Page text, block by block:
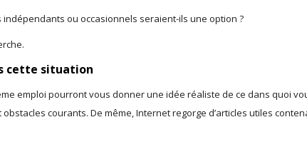
ou occasionnels seraient-ils une option ?
cette situation
emploi pourront vous donner une idée réaliste de ce dans quoi
courants. De même, Internet regorge d’articles utiles